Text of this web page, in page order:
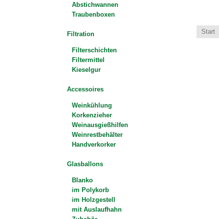
Abstichwannen
Traubenboxen
Filtration
Filterschichten
Filtermittel
Kieselgur
Accessoires
Weinkühlung
Korkenzieher
Weinausgießhilfen
Weinrestbehälter
Handverkorker
Glasballons
Blanko
im Polykorb
im Holzgestell
mit Auslaufhahn
Start